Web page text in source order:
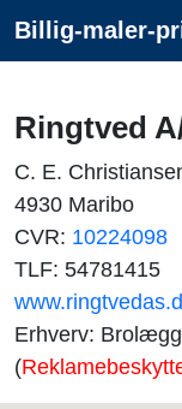
Billig-maler-
Ringtved
C. E.
4930 Maribo
CVR: 10224098
TLF: 54781415
Erhverv:
(